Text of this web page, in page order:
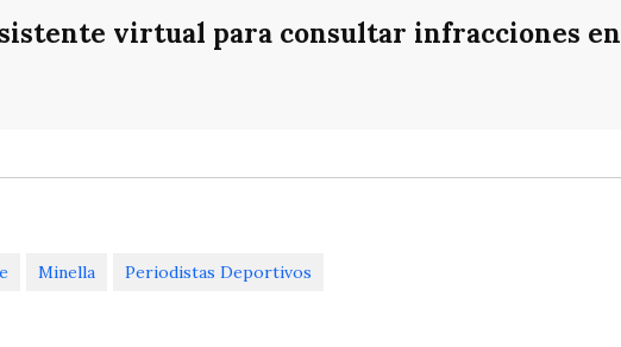
virtual para consultar infracciones en
Minella Periodistas Deportivos